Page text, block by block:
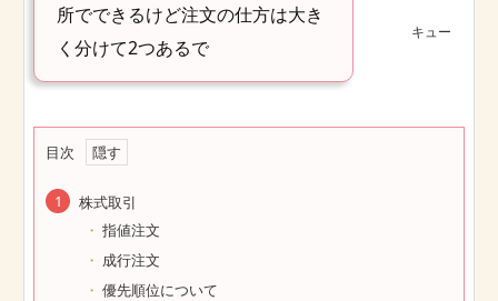
キュー
所でできるけど注文の仕方は大き
く分けて2つあるで
目次
株式取引
指値注文
成行注文
優先順位について